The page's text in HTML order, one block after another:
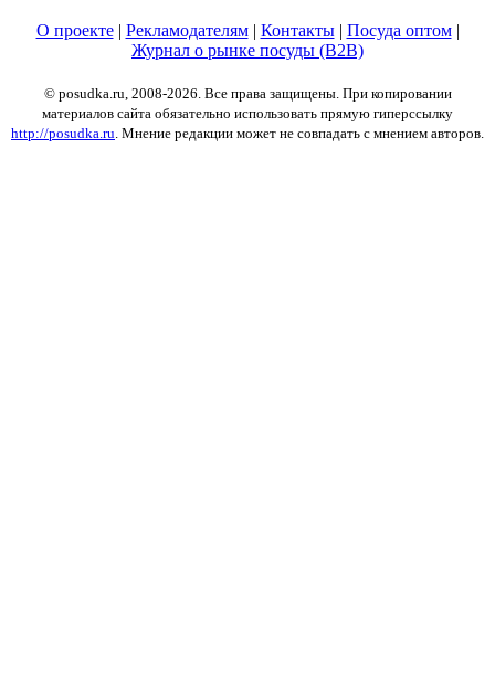
О проекте| Рекламодателям| Контакты| Посуда оптом|
Журнал о рынке посуды (B2B)
© posudka.ru, 2008-2026. Все права защищены. При копировании
материалов сайта обязательно использовать прямую гиперссылку
http://posudka.ru. Мнение редакции может не совпадать с мнением авторов.